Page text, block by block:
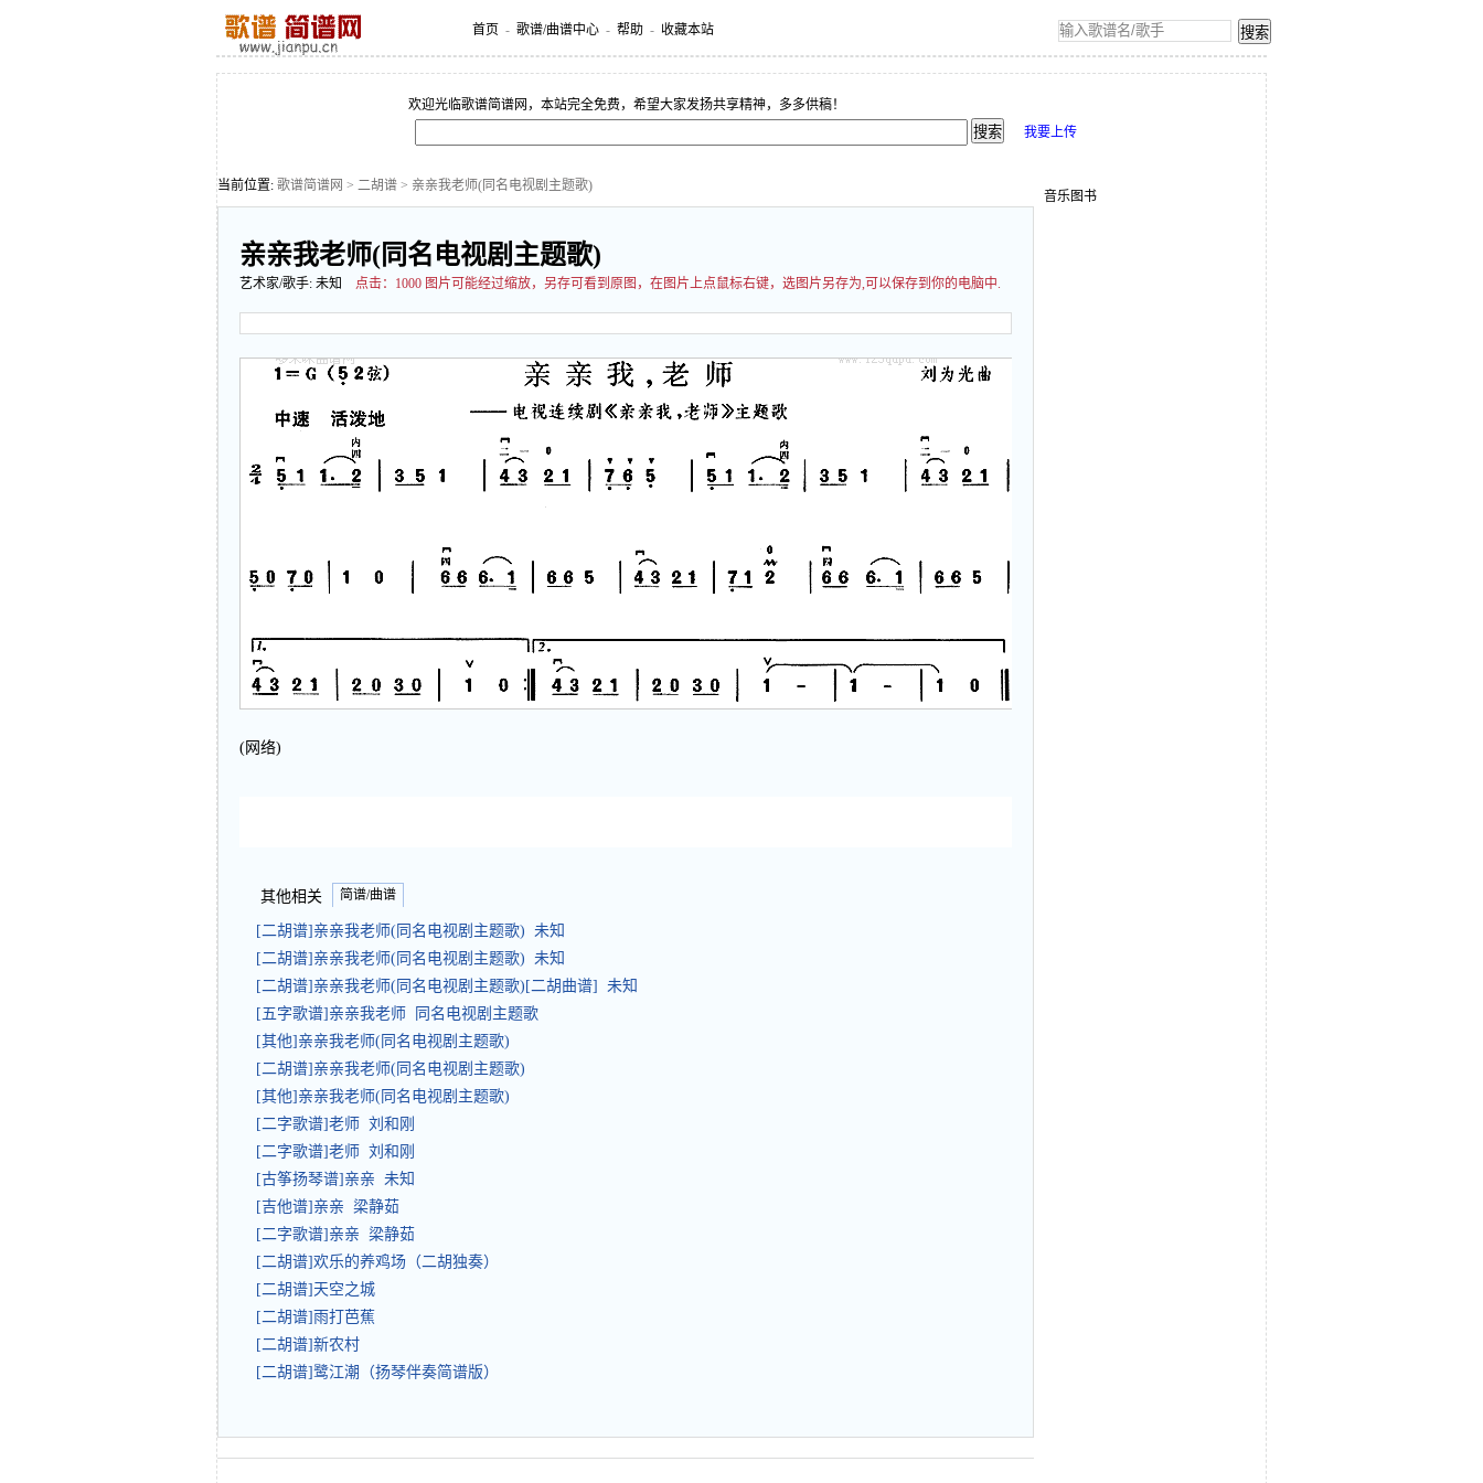
首页 - 歌谱/曲谱中心 - 帮助 - 收藏本站
欢迎光临歌谱简谱网，本站完全免费，希望大家发扬共享精神，多多供稿！
我要上传
当前位置: 歌谱简谱网 > 二胡谱 > 亲亲我老师(同名电视剧主题歌)
亲亲我老师(同名电视剧主题歌)
艺术家/歌手: 未知 点击： 1000 图片可能经过缩放，另存可看到原图，在图片上点鼠标右键，选图片另存为,可以保存到你的电脑中.
(网络)
其他相关 简谱/曲谱
[二胡谱]亲亲我老师(同名电视剧主题歌) 未知
[二胡谱]亲亲我老师(同名电视剧主题歌) 未知
[二胡谱]亲亲我老师(同名电视剧主题歌)[二胡曲谱] 未知
[五字歌谱]亲亲我老师 同名电视剧主题歌
[其他]亲亲我老师(同名电视剧主题歌)
[二胡谱]亲亲我老师(同名电视剧主题歌)
[其他]亲亲我老师(同名电视剧主题歌)
[二字歌谱]老师 刘和刚
[二字歌谱]老师 刘和刚
[古筝扬琴谱]亲亲 未知
[吉他谱]亲亲 梁静茹
[二字歌谱]亲亲 梁静茹
[二胡谱]欢乐的养鸡场（二胡独奏）
[二胡谱]天空之城
[二胡谱]雨打芭蕉
[二胡谱]新农村
[二胡谱]鹭江潮（扬琴伴奏简谱版）
音乐图书